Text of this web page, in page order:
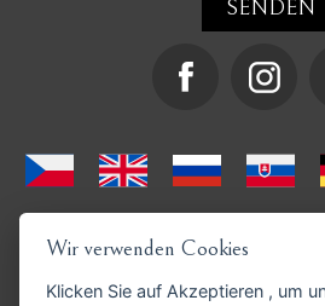
Wir verwenden Cookies
Klicken Sie auf Akzeptieren , um